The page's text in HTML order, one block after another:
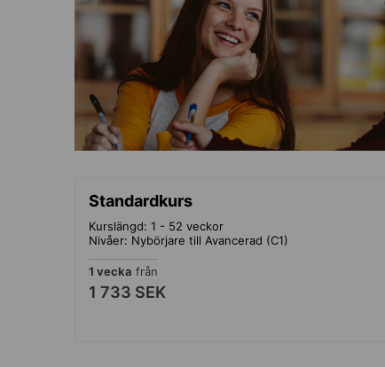
Standardkurs
Kurslängd: 1 - 52 veckor
Nivåer: Nybörjare till Avancerad (C1)
1 vecka från
1 733 SEK